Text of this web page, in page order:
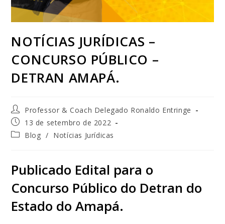
NOTÍCIAS JURÍDICAS –
CONCURSO PÚBLICO –
DETRAN AMAPÁ.
Professor & Coach Delegado Ronaldo Entringe
13 de setembro de 2022
Blog / Notícias Jurídicas
Publicado Edital para o
Concurso Público do Detran do
Estado do Amapá.